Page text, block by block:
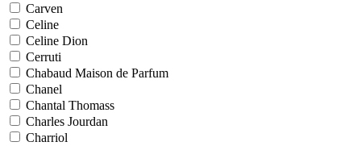
Carven
Celine
Celine Dion
Cerruti
Chabaud Maison de Parfum
Chanel
Chantal Thomass
Charles Jourdan
Charriol